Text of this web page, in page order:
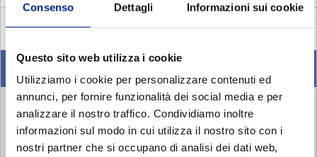
Consenso Dettagli Informazioni sui cookie
Questo sito web utilizza i cookie
Utilizziamo i cookie per personalizzare contenuti ed
annunci, per fornire funzionalità dei social media e per
analizzare il nostro traffico. Condividiamo inoltre
informazioni sul modo in cui utilizza il nostro sito con i
nostri partner che si occupano di analisi dei dati web,
MADP
Asynchronous three phase pole changing brake
MMA 2 POLES
MMA 4 POLES